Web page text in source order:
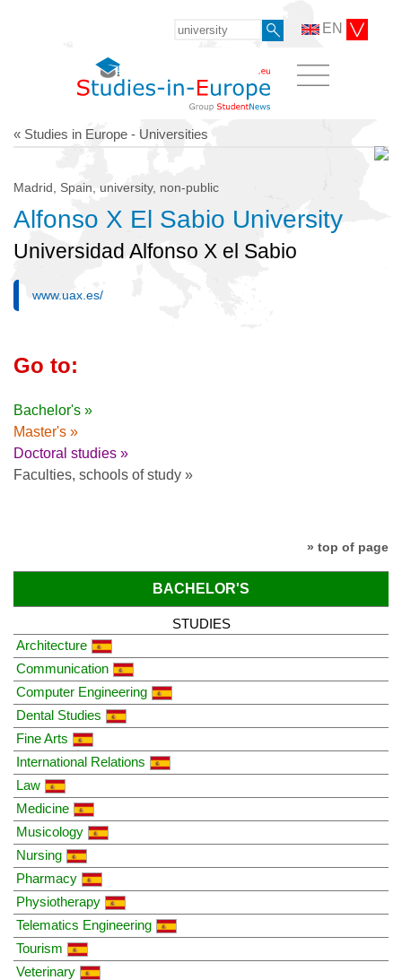
EN
« Studies in Europe - Universities
Madrid, Spain, university, non-public
Alfonso X El Sabio University
Universidad Alfonso X el Sabio
www.uax.es/
Go to:
Bachelor's »
Master's »
Doctoral studies »
Faculties, schools of study »
» top of page
BACHELOR'S
STUDIES
Architecture
Communication
Computer Engineering
Dental Studies
Fine Arts
International Relations
Law
Medicine
Musicology
Nursing
Pharmacy
Physiotherapy
Telematics Engineering
Tourism
Veterinary